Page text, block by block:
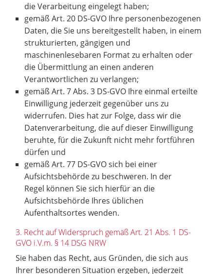
die Verarbeitung eingelegt haben;
gemäß Art. 20 DS-GVO Ihre personenbezogenen
Daten, die Sie uns bereitgestellt haben, in einem
strukturierten, gängigen und
maschinenlesebaren Format zu erhalten oder
die Übermittlung an einen anderen
Verantwortlichen zu verlangen;
gemäß Art. 7 Abs. 3 DS-GVO Ihre einmal erteilte
Einwilligung jederzeit gegenüber uns zu
widerrufen. Dies hat zur Folge, dass wir die
Datenverarbeitung, die auf dieser Einwilligung
beruhte, für die Zukunft nicht mehr fortführen
dürfen und
gemäß Art. 77 DS-GVO sich bei einer
Aufsichtsbehörde zu beschweren. In der
Regel können Sie sich hierfür an die
Aufsichtsbehörde Ihres üblichen
Aufenthaltsortes wenden.
3. Recht auf Widerspruch gemäß Art. 21 Abs. 1 DS-
GVO i.V.m. § 14 DSG NRW
Sie haben das Recht, aus Gründen, die sich aus
Ihrer besonderen Situation ergeben, jederzeit